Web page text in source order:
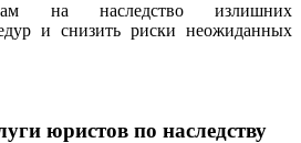
на наследство излишних
и снизить риски неожиданных
юристов по наследству